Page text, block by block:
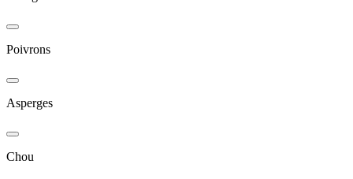
Poivrons
Asperges
Chou